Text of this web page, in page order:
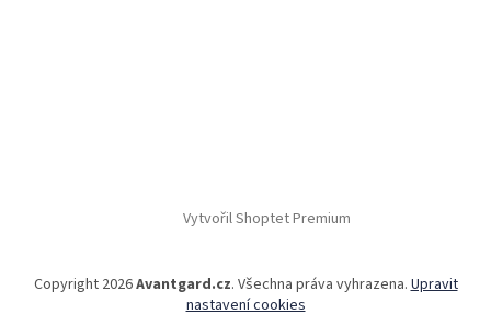
Vytvořil Shoptet Premium
Copyright 2026Avantgard.cz. Všechna práva vyhrazena. Upravit
nastavení cookies